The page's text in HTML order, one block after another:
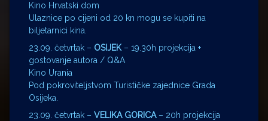
Kino Hrvatski dom
Ulaznice po cijeni od 20 kn mogu se kupiti na
biljetarnici kina.
23.09. četvrtak – OSIJEK – 19.30h projekcija +
gostovanje autora / Q&A
Kino Urania
Pod pokroviteljstvom Turističke zajednice Grada
Osijeka.
23.09. četvrtak – VELIKA GORICA– 20h projekcija